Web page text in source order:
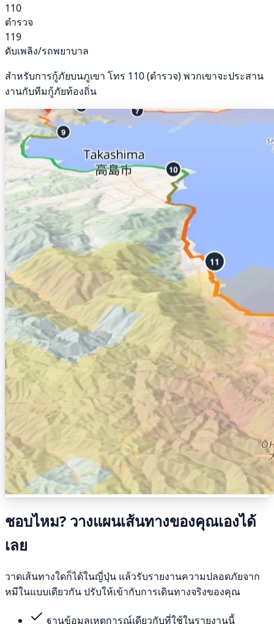
110
ตำรวจ
119
ดับเพลิง/รถพยาบาล
สำหรับการกู้ภัยบนภูเขา โทร 110 (ตำรวจ) พวกเขาจะประสาน
งานกับทีมกู้ภัยท้องถิ่น
ชอบไหม? วางแผนเส้นทางของคุณเองได้
เลย
วาดเส้นทางใดก็ได้ในญี่ปุ่น แล้วรับรายงานความปลอดภัยจาก
หมีในแบบเดียวกัน ปรับให้เข้ากับการเดินทางจริงของคุณ
ฐานข้อมูลเหตุการณ์เดียวกับที่ใช้ในรายงานนี้